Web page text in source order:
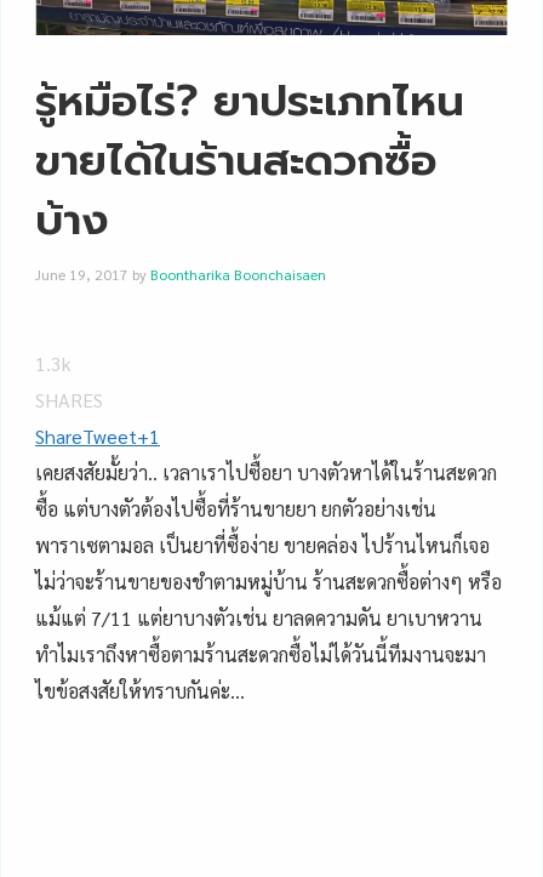
รู้หมือไร่? ยาประเภทไหน
ขายได้ในร้านสะดวกซื้อ
บ้าง
June 19, 2017 by Boontharika Boonchaisaen
1.3k
SHARES
ShareTweet+1
เคยสงสัยมั้ยว่า.. เวลาเราไปซื้อยา บางตัวหาได้ในร้านสะดวก
ซื้อ แต่บางตัวต้องไปซื้อที่ร้านขายยา ยกตัวอย่างเช่น
พาราเซตามอล เป็นยาที่ซื้อง่าย ขายคล่อง ไปร้านไหนก็เจอ
ไม่ว่าจะร้านขายของชำตามหมู่บ้าน ร้านสะดวกซื้อต่างๆ หรือ
แม้แต่ 7/11 แต่ยาบางตัวเช่น ยาลดความดัน ยาเบาหวาน
ทำไมเราถึงหาซื้อตามร้านสะดวกซื้อไม่ได้วันนี้ทีมงานจะมา
ไขข้อสงสัยให้ทราบกันค่ะ…